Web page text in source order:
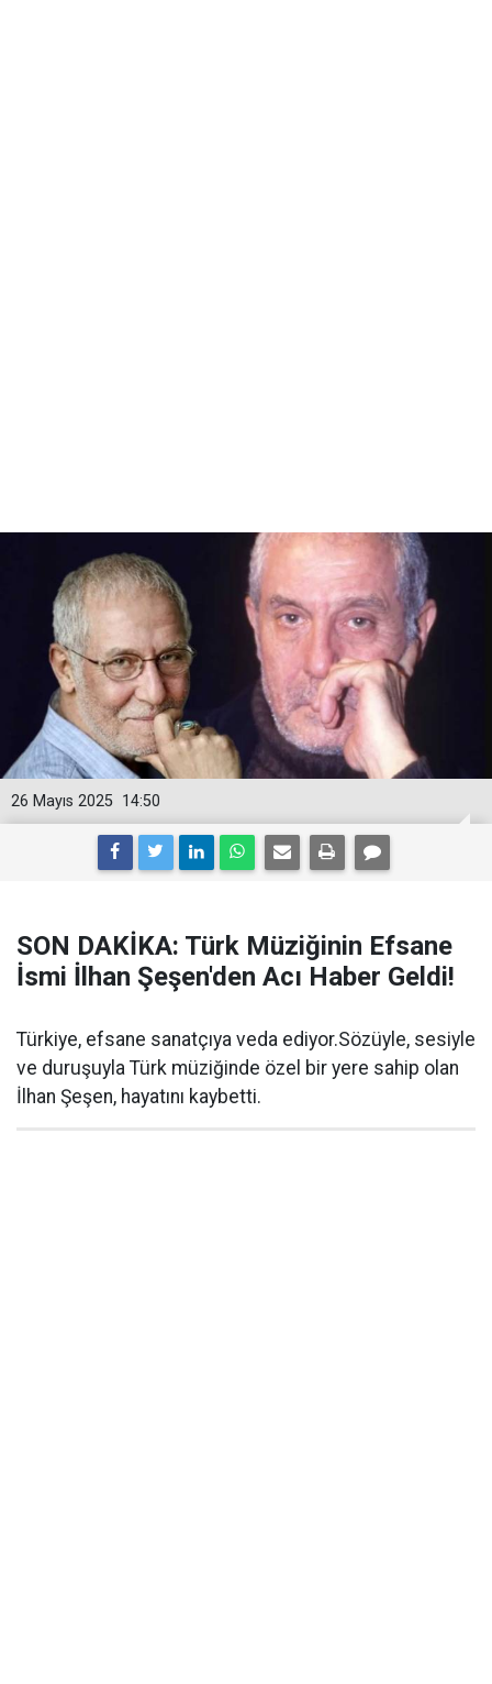
14:50
26 Mayıs 2025
SON DAKİKA: Türk Müziğinin Efsane
İsmi İlhan Şeşen'den Acı Haber Geldi!
Türkiye, efsane sanatçıya veda ediyor.Sözüyle, sesiyle
ve duruşuyla Türk müziğinde özel bir yere sahip olan
İlhan Şeşen, hayatını kaybetti.